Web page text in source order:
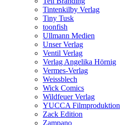
Tintenkilby Verlag
Tiny Tusk
toonfish
Ullmann Medien
Unser Verlag
Ventil Verlag
Verlag Angelika Hörnig
Vermes-Verlag
Weissblech
Wick Comics
Wildfeuer Verlag
YUCCA Filmproduktion
Zack Edition
Zampano